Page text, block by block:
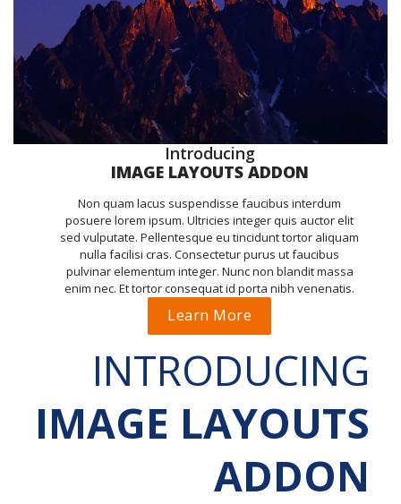
Introducing
IMAGE LAYOUTS ADDON
Non quam lacus suspendisse faucibus interdum
posuere lorem ipsum. Ultricies integer quis auctor elit
sed vulputate. Pellentesque eu tincidunt tortor aliquam
nulla facilisi cras. Consectetur purus ut faucibus
pulvinar elementum integer. Nunc non blandit massa
enim nec. Et tortor consequat id porta nibh venenatis.
Learn More
INTRODUCING
IMAGE LAYOUTS
ADDON